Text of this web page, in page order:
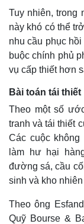
Tuy nhiên, trong
này khó có thể
nhu cầu phục
buộc chính phủ
vụ cấp thiết hơn
Bài toán tái thiết
Theo một số
tranh và tái thiết
Các cuộc
làm hư hại
đường sá, cầu
sinh và kho
Theo ông
Quỹ Bourse &